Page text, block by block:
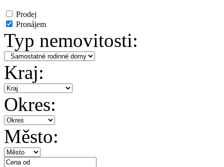
Prodej
Pronájem
Typ nemovitosti:
Kraj:
Okres:
Město: